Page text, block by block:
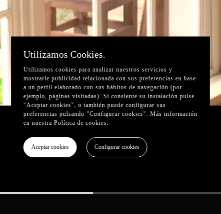
Utilizamos Cookies.
Utilizamos cookies para analizar nuestros servicios y
mostrarle publicidad relacionada con sus preferencias en base
a un perfil elaborado con sus hábitos de navegación (por
ejemplo, páginas visitadas). Si consiente su instalación pulse
"Aceptar cookies", o también puede configurar sus
preferencias pulsando "Configurar cookies". Más información
en nuestraPolítica de cookies.
Aceptar cookies Configurar cookies